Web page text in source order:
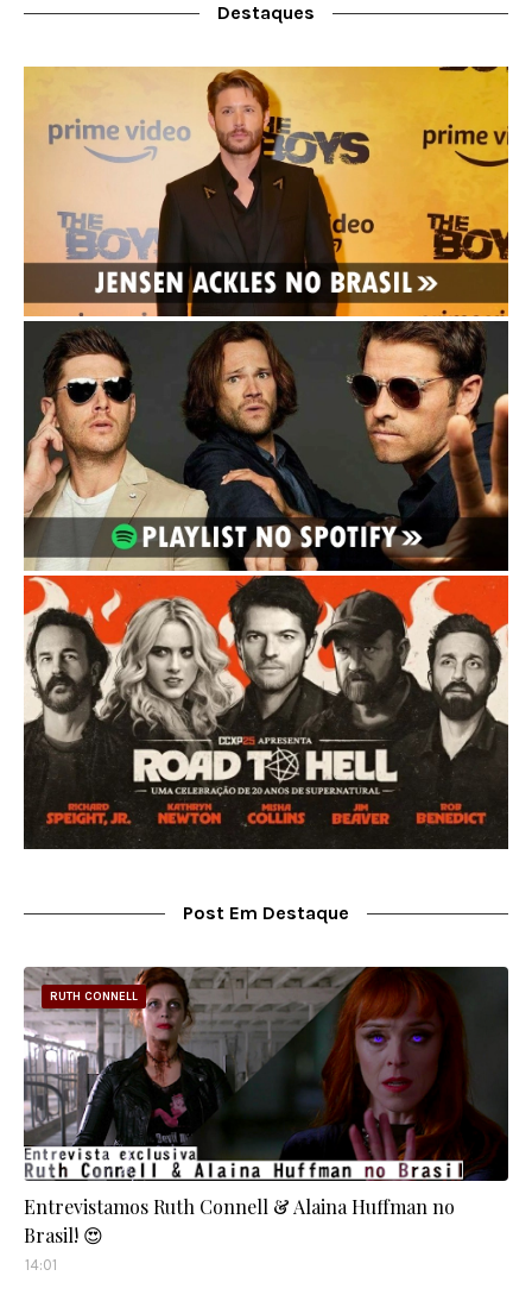
Destaques
Post Em Destaque
RUTH CONNELL
Entrevistamos Ruth Connell & Alaina Huffman no
Brasil! 😍
14:01